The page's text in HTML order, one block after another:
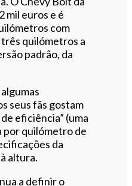
mil euros e é
com
três quilómetros a
padrão, da
seus fãs gostam
eficiência” (uma
quilómetro de
da
altura.
a definir o